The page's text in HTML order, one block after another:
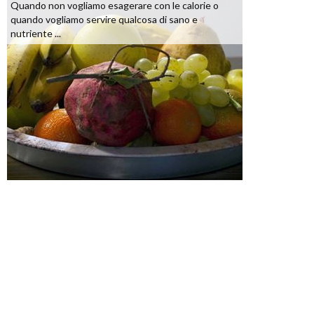
Quando non vogliamo esagerare con le calorie o
quando vogliamo servire qualcosa di sano e
nutriente ...